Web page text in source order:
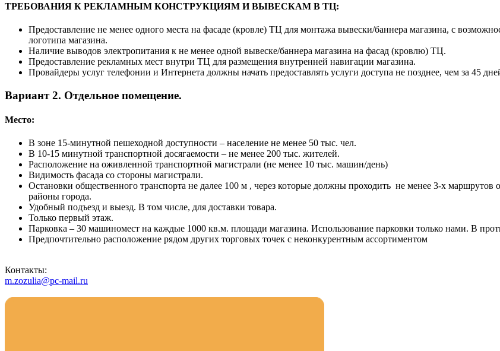
ТРЕБОВАНИЯ К РЕКЛАМНЫМ КОНСТРУКЦИЯМ И ВЫВЕСКАМ В ТЦ:
Предоставление не менее одного места на фасаде (кровле) ТЦ для монтажа вывески/баннера магазина, с
логотипа магазина.
Наличие выводов электропитания к не менее одной вывеске/баннера магазина на фасад (кровлю) ТЦ.
Предоставление рекламных мест внутри ТЦ для размещения внутренней навигации магазина.
Провайдеры услуг телефонии и Интернета должны начать предоставлять услуги доступа не позднее, чем за 45
Вариант 2. Отдельное помещение.
Место:
В зоне 15-минутной пешеходной доступности – население не менее 50 тыс. чел.
В 10-15 минутной транспортной досягаемости – не менее 200 тыс. жителей.
Расположение на оживленной транспортной магистрали (не менее 10 тыс. машин/день)
Видимость фасада со стороны магистрали.
Остановки общественного транспорта не далее 100 м , через которые должны проходить не менее 3-х маршрутов
районы города.
Удобный подъезд и выезд. В том числе, для доставки товара.
Только первый этаж.
Парковка – 30 машиномест на каждые 1000 кв.м. площади магазина. Использование парковки только нами. В
Предпочтительно расположение рядом других торговых точек с неконкурентным ассортиментом
Контакты:
m.zozulia@pc-mail.ru